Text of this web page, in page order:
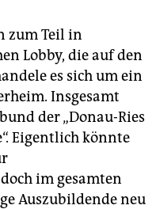
zum Teil in
Lobby, die auf den
es sich um ein
Insgesamt
der „Donau-Ries
Eigentlich könnte
im gesamten
Auszubildende neu